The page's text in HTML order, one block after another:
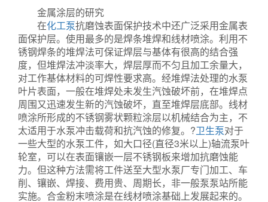
金属涂层的研究
在化工泵抗磨蚀表面保护技术中还广泛采用金属表
面保护层。使用最多的是焊条堆焊和线材喷涂。利用不
锈钢焊条的堆焊法可保证焊层与基体有很高的结合强
度，但堆焊法冲淡率大，焊层厚而不匀且加工余量大，
对工作基体材料的可焊性要求高。经堆焊法处理的水泵
叶片表面，一般在堆焊处未发生汽蚀破坏前，在堆焊点
周围又迅速发生新的汽蚀破坏，直至堆焊层底部。线材
喷涂所形成的不锈钢雾状颗粒涂层以机械结合为主，不
太适用于水泵冲击载荷和抗汽蚀的修复。?卫生泵对于
一些大型的水泵工件，如大口径(直径3米以上)轴流泵叶
轮室，可以在表面镶嵌一层不锈钢板来增加抗磨蚀能
力。但这种方法需将工件送至大型水泵厂专门加工、车
削、镶嵌、焊接、费用贵、周期长，非一般泵泵站所能
实施。合金粉末喷涂是在线材喷涂基础上发展起来的。